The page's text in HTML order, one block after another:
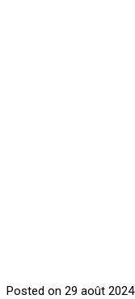
Posted on 29 août 2024